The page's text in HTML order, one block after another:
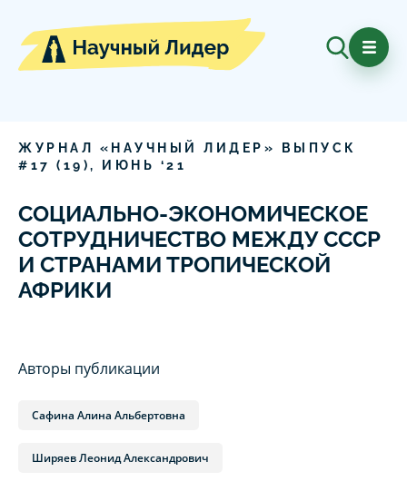
ЖУРНАЛ «НАУЧНЫЙ ЛИДЕР» ВЫПУСК
# 17 ( 19 ), ИЮНЬ ‘21
СОЦИАЛЬНО-ЭКОНОМИЧЕСКОЕ
СОТРУДНИЧЕСТВО МЕЖДУ СССР
И СТРАНАМИ ТРОПИЧЕСКОЙ
АФРИКИ
Авторы публикации
Сафина Алина Альбертовна
Ширяев Леонид Александрович